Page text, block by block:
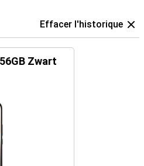
Effacer l'historique
Zwart